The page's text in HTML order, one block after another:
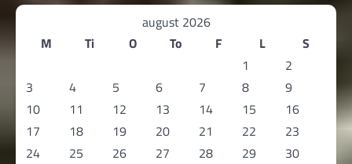
august 2026
M
Ti O To F L
S
1
2
3
4 5 6 7 8
9
10
11 12 13 14 15
16
17
18 19 20 21 22
23
24
25 26 27 28 29
30